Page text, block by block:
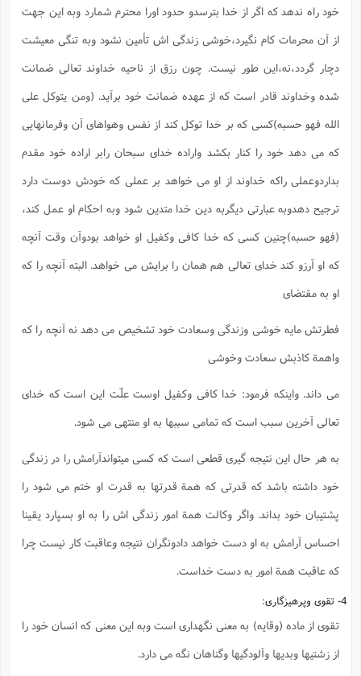
خود راه ندهد که اگر از خدا بترسدو حدود اورا محترم شمارد وبه این جهت
از آن محرمات کام نگیرد،خوشی زندگی اش تأمین نشود وبه تنگی معیشت
دچار گردد،نه،این طور نیست. چون رزق از ناحیه خداوند تعالی ضمانت
شده وخداوند قادر است که از عهده ضمانت خود برآید. (ومن یتوکل علی
الله فهو حسبه)کسی که بر خدا توکل کند از نفس وهواهای آن وفرمانهایی
که می دهد خود را کنار بکشد واراده خدای سبحان رابر اراده خود مقدم
بداردوعملی راکه خداوند از او می خواهد بر عملی که خودش دوست دارد
ترجیح دهدوبه عبارتی دیگربه دین خدا متدین شود وبه احکام او عمل کند،
(فهو حسبه)چنین کسی که خدا کافی وکفیل او خواهد بودوآن وقت آنچه
که او آرزو کند خدای تعالی هم همان را برایش می خواهد. البته آنچه را که
او به مقتضای
فطرتش مایه خوشی وزندگی وسعادت خود تشخیص می دهد نه آنچه را که
واهمة کاذبش سعادت وخوشی
می داند. واینکه فرمود: خدا کافی وکفیل اوست علّت این است که خدای
تعالی آخرین سبب است که تمامی سببها به او منتهی می شود.
به هر حال این نتیجه گیری قطعی است که کسی میتواندآرامش را در زندگی
خود داشته باشد که قدرتی که همة قدرتها به قدرت او ختم می شود را
پشتیبان خود بداند. واگر وکالت همة امور زندگی اش را به او بسپارد یقینا
احساس آرامش به او دست خواهد دادونگران نتیجه وعاقبت کار نیست چرا
که عاقبت همة امور به دست خداست.
4- تقوی وپرهیزگاری:
تقوی از ماده (وقایه) به معنی نگهداری است وبه این معنی که انسان خود را
از زشتیها وبدیها وآلودگیها وگناهان نگه می دارد.